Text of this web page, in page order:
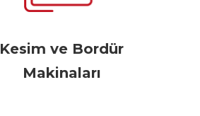
Kesim ve Bordür
Makinaları